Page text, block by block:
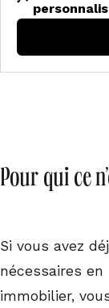
Pour qui ce
Si vous avez
nécessaires
immobilier,